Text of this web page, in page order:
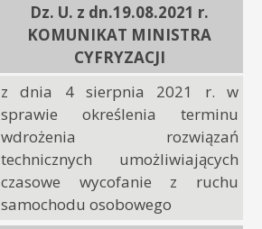
Dz. U. z dn.19.08.2021 r.
KOMUNIKAT MINISTRA
CYFRYZACJI
z dnia 4 sierpnia 2021 r. w
sprawie określenia terminu
wdrożenia rozwiązań
technicznych umożliwiających
czasowe wycofanie z ruchu
samochodu osobowego